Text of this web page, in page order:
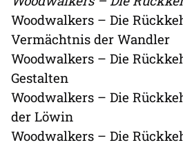
Woodwalkers – Die
Vermächtnis der Wandler
Woodwalkers – Die
Gestalten
Woodwalkers – Die
der Löwin
Woodwalkers – Die